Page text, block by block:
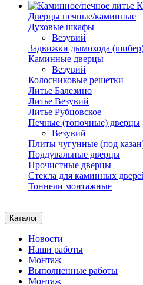
Дверцы печные/каминные
Духовые шкафы
Везувий
Задвижки дымохода
Каминные дверцы
Везувий
Колосниковые решетки
Литье Балезино
Литье Везувий
Литье Рубцовское
Печные (топочные) дверцы
Везувий
Плиты чугунные (под
Поддувальные дверцы
Прочистные дверцы
Стекла для каминных
Тоннели монтажные
Каталог
Новости
Наши работы
Монтаж
Выполненные работы
Монтаж